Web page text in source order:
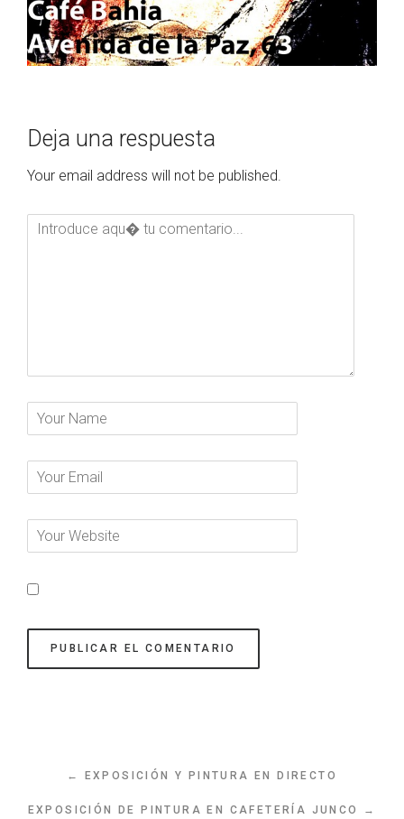
Deja una respuesta
Your email address will not be published.
← EXPOSICIÓN Y PINTURA EN DIRECTO
EXPOSICIÓN DE PINTURA EN CAFETERÍA JUNCO →